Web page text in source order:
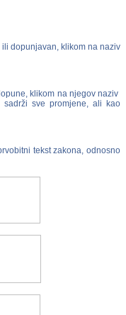
dopunjavan, klikom na naziv
klikom na njegov naziv
sadrži sve promjene, ali kao
tekst zakona, odnosno